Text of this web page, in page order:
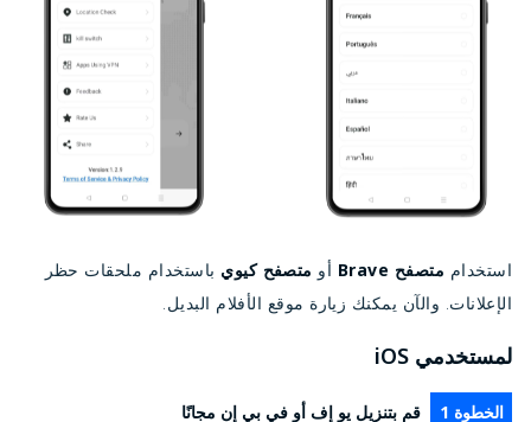
استخدام متصفح Brave أو متصفح كيوي باستخدام ملحقات حظر
الإعلانات. والآن يمكنك زيارة موقع الأفلام البديل.
لمستخدمي iOS
الخطوة 1 قم بتنزيل يو إف أو في بي إن مجانًا